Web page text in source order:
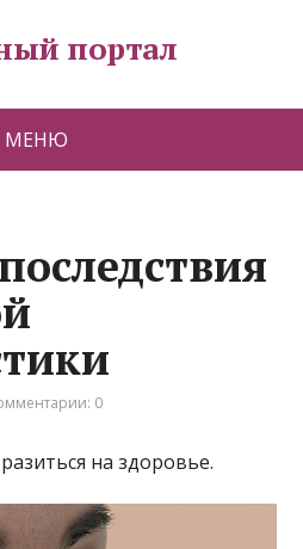
портал
МЕНЮ
0
на здоровье.